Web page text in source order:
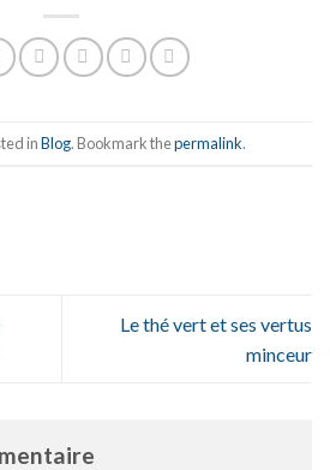
inBlog. Bookmark thepermalink.
Le thé vert et ses vertus
minceur